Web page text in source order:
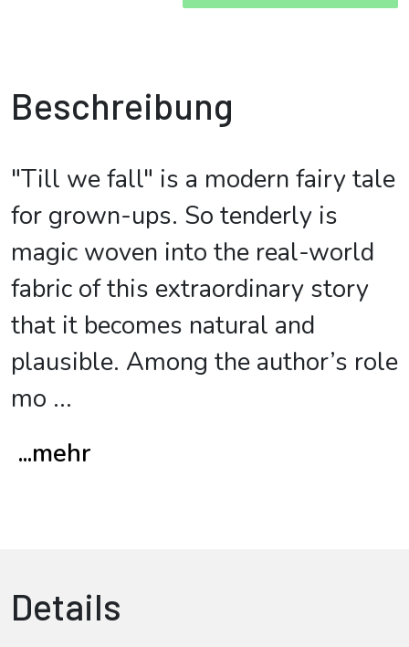
Beschreibung
"Till we fall" is a modern fairy tale
for grown-ups. So tenderly is
magic woven into the real-world
fabric of this extraordinary story
that it becomes natural and
plausible. Among the author’s role
mo ...
...mehr
Details